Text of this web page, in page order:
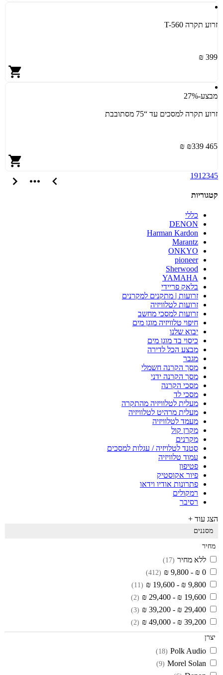
זרוע תקרה T-560
399 ₪
מבצע-27%
זרוע תקרה למסכים עד “75 מסתובבת
465 ₪
339 ₪
1 2345
19
קטגוריות
כללי
DENON
Harman Kardon
Marantz
ONKYO
pioneer
Sherwood
YAMAHA
בלאק פריידי
זרועות | מתקנים למקרנים
זרועות לטלוויזיה
זרועות למסכי מחשב
חיפוי טלוויזיה מוגן מים
יבוא שלנו
כיסוי בד מוגן מים
מבצע הכל לדירה
מגבר
מסך הקרנה חשמלי
מסך הקרנה ידני
מסכי הקרנה
מסכי לד
מעלית לטלוויזיה מהתקרה
מעלית מרהיט לטלוויזיה
מעמד לטלוויזיה
מקרן קול
מקרנים
סטנד לטלויזיה / עגלות למסכים
עמוד טלוויזיה
פטיפון
פיור אקוסטיק
פתרונות אודיו וידאו
רמקולים
רסיבר
הצג עוד +
מסננים
מחיר
ללא מחיר (17)
0 ₪ - 9,800 ₪
(412)
9,800 ₪ - 19,600 ₪
(11)
19,600 ₪ - 29,400 ₪
(2)
29,400 ₪ - 39,200 ₪
(3)
39,200 ₪ - 49,000 ₪
(2)
יצרן
Polk Audio
(18)
Morel Solan
(9)